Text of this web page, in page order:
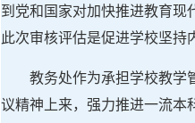
到党和国家对加快推进教育现
此次审核评估是促进学校坚持
教务处作为承担学校教学
议精神上来，强力推进一流本